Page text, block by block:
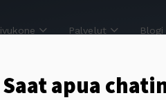
Palvelut Blogi
Saat apua